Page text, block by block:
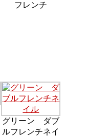
フレンチ
グリーン ダブ
ルフレンチネイ